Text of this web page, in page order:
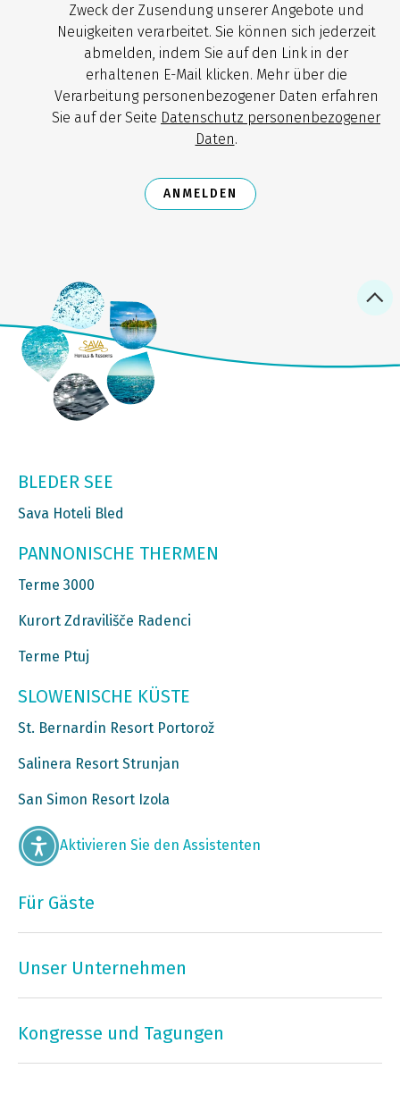
Zweck der Zusendung unserer Angebote und
Neuigkeiten verarbeitet. Sie können sich jederzeit
abmelden, indem Sie auf den Link in der
erhaltenen E-Mail klicken. Mehr über die
Verarbeitung personenbezogener Daten erfahren
Sie auf der Seite Datenschutz personenbezogener
Daten.
ANMELDEN
BLEDER SEE
Sava Hoteli Bled
PANNONISCHE THERMEN
Terme 3000
Kurort Zdravilišče Radenci
Terme Ptuj
SLOWENISCHE KÜSTE
St. Bernardin Resort Portorož
Salinera Resort Strunjan
San Simon Resort Izola
Aktivieren Sie den Assistenten
Für Gäste
Unser Unternehmen
Kongresse und Tagungen